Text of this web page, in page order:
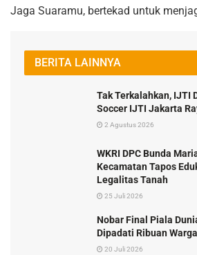
Jaga Suaramu, bertekad untuk
BERITA LAINNYA
Tak Terkalahkan, IJTI
Soccer IJTI Jakarta
2 Agustus 2026
WKRI DPC Bunda
Kecamatan Tapos
Legalitas Tanah
25 Juli 2026
Nobar Final Piala
Dipadati Ribuan Warga
20 Juli 2026